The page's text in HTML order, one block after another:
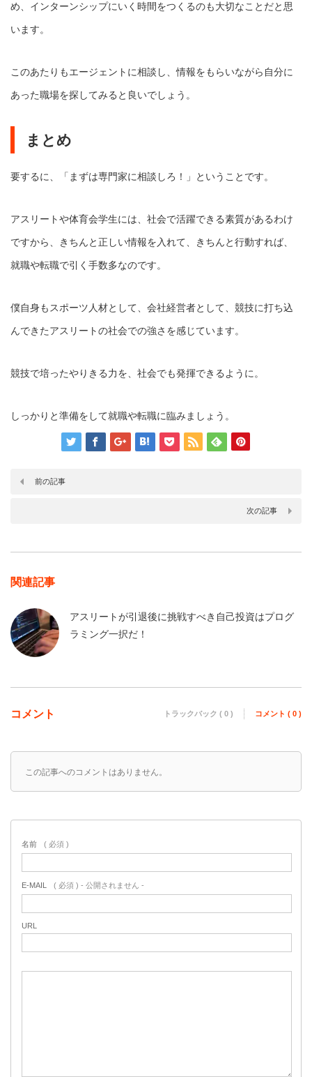
め、インターンシップにいく時間をつくるのも大切なことだと思
います。
このあたりもエージェントに相談し、情報をもらいながら自分に
あった職場を探してみると良いでしょう。
まとめ
要するに、「まずは専門家に相談しろ！」ということです。
アスリートや体育会学生には、社会で活躍できる素質があるわけ
ですから、きちんと正しい情報を入れて、きちんと行動すれば、
就職や転職で引く手数多なのです。
僕自身もスポーツ人材として、会社経営者として、競技に打ち込
んできたアスリートの社会での強さを感じています。
競技で培ったやりきる力を、社会でも発揮できるように。
しっかりと準備をして就職や転職に臨みましょう。
前の記事
次の記事
関連記事
アスリートが引退後に挑戦すべき自己投資はプログ
ラミング一択だ！
コメント トラックバック ( 0 ) コメント ( 0 )
この記事へのコメントはありません。
名前 ( 必須 )
E-MAIL ( 必須 ) - 公開されません -
URL